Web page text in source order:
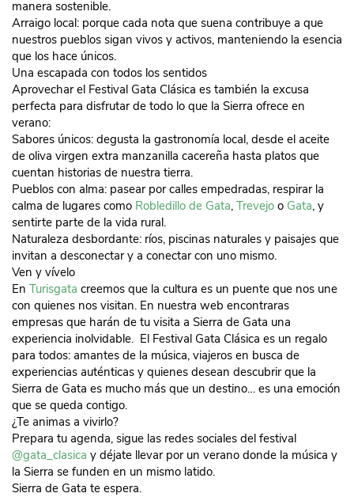
manera sostenible.
Arraigo local: porque cada nota que suena contribuye a que
nuestros pueblos sigan vivos y activos, manteniendo la esencia
que los hace únicos.
Una escapada con todos los sentidos
Aprovechar el Festival Gata Clásica es también la excusa
perfecta para disfrutar de todo lo que la Sierra ofrece en
verano:
Sabores únicos: degusta la gastronomía local, desde el aceite
de oliva virgen extra manzanilla cacereña hasta platos que
cuentan historias de nuestra tierra.
Pueblos con alma: pasear por calles empedradas, respirar la
calma de lugares como Robledillo de Gata, Trevejo o Gata, y
sentirte parte de la vida rural.
Naturaleza desbordante: ríos, piscinas naturales y paisajes que
invitan a desconectar y a conectar con uno mismo.
Ven y vívelo
En Turisgata creemos que la cultura es un puente que nos une
con quienes nos visitan. En nuestra web encontraras
empresas que harán de tu visita a Sierra de Gata una
experiencia inolvidable. El Festival Gata Clásica es un regalo
para todos: amantes de la música, viajeros en busca de
experiencias auténticas y quienes desean descubrir que la
Sierra de Gata es mucho más que un destino… es una emoción
que se queda contigo.
¿Te animas a vivirlo?
Prepara tu agenda, sigue las redes sociales del festival
@gata_clasica y déjate llevar por un verano donde la música y
la Sierra se funden en un mismo latido.
Sierra de Gata te espera.